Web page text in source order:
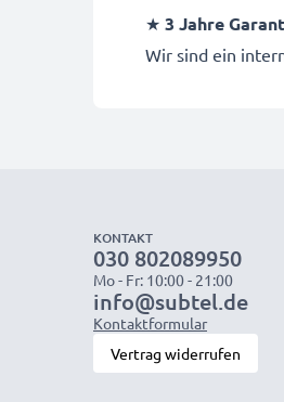
★ 3 Jahre
Wir sind ein
KONTAKT
030 802089950
Mo - Fr: 10:00 - 21:00
info@subtel.de
Kontaktformular
Vertrag widerrufen